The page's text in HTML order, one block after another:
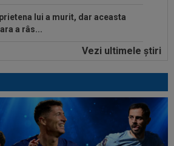
lui a murit, dar aceasta
a râs...
LIVE VIDEO, 18:30, Digi Sport
a ”dat din casă”! Ce
Chivu la Inter...
Stanciu, idol în China! Fanii lui
l-au lăsat fără...
Vezi ultimele ştiri